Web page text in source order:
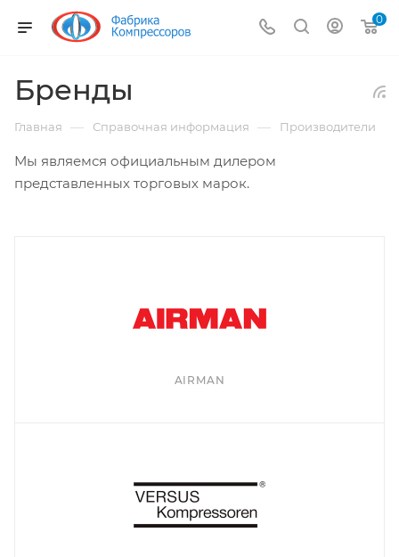
0
Бренды
Главная — Справочная информация — Производители
Мы являемся официальным дилером
представленных торговых марок.
AIRMAN